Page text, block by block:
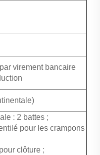
virement bancaire
: 2 battes ;
pour les crampons
clôture ;